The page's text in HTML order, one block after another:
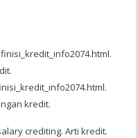
kredit.
crediting. Arti kredit.